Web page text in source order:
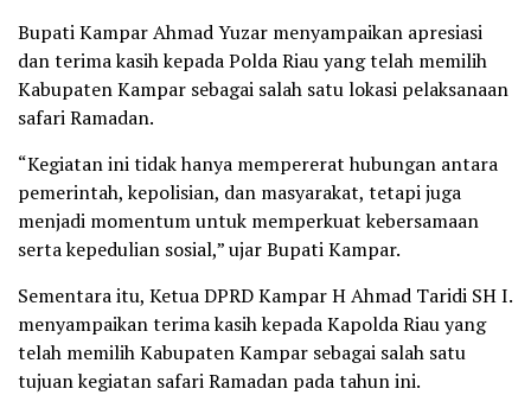
Bupati Kampar Ahmad Yuzar menyampaikan apresiasi
dan terima kasih kepada Polda Riau yang telah memilih
Kabupaten Kampar sebagai salah satu lokasi pelaksanaan
safari Ramadan.
“Kegiatan ini tidak hanya mempererat hubungan antara
pemerintah, kepolisian, dan masyarakat, tetapi juga
menjadi momentum untuk memperkuat kebersamaan
serta kepedulian sosial,” ujar Bupati Kampar.
Sementara itu, Ketua DPRD Kampar H Ahmad Taridi SH I.
menyampaikan terima kasih kepada Kapolda Riau yang
telah memilih Kabupaten Kampar sebagai salah satu
tujuan kegiatan safari Ramadan pada tahun ini.